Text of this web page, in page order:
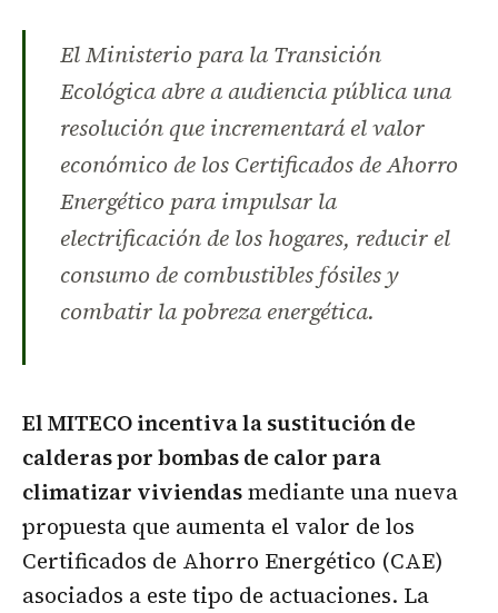
El Ministerio para la Transición
Ecológica abre a audiencia pública una
resolución que incrementará el valor
económico de los Certificados de Ahorro
Energético para impulsar la
electrificación de los hogares, reducir el
consumo de combustibles fósiles y
combatir la pobreza energética.
El MITECO incentiva la sustitución de
calderas por bombas de calor para
climatizar viviendasmediante una nueva
propuesta que aumenta el valor de los
Certificados de Ahorro Energético (CAE)
asociados a este tipo de actuaciones. La